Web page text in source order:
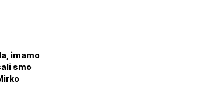
imamo
smo